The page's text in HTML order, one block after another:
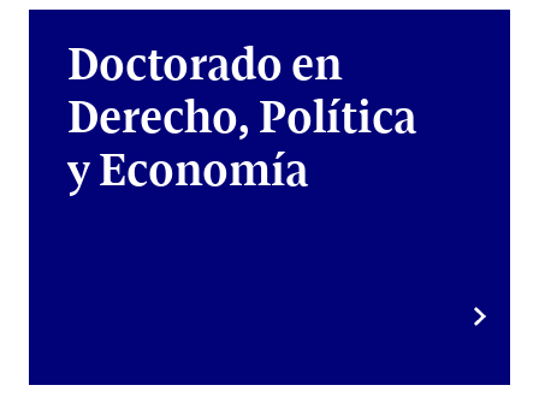
Doctorado en
Derecho, Política
y Economía